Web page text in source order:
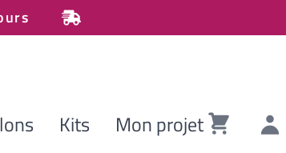
Kits Mon projet